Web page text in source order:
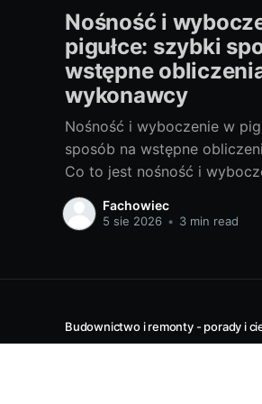
Nośność i
pigułce: szybki
wstępne
wykonawcy
Nośność i wyboczenie w
sposób na wstępne
Co to jest nośność i
najważniejsze pojęcia bez
słupa to największa siła
materiału na ściskanie oraz
Fachowiec
5 sie 2026 • 3 min read
Budownictwo i remonty - porady i